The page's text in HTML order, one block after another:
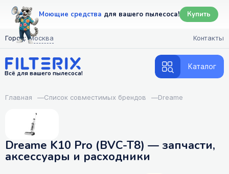
Моющие средства для вашего пылесоса! Купить
Город: Москва Контакты
Всё для вашего пылесоса!
Каталог
Главная —Список совместимых брендов —Dreame
Dreame K10 Pro (BVC-T8) — запчасти,
аксессуары и расходники